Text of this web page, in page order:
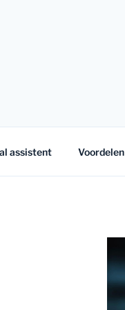
assistent Voordelen